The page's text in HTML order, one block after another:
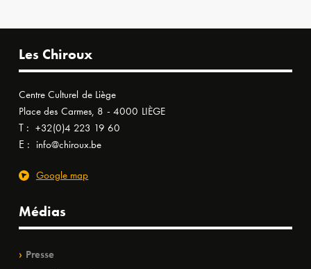
Les Chiroux
Centre Culturel de Liège
Place des Carmes, 8 - 4000 LIÈGE
T : +32(0)4 223 19 60
E : info@chiroux.be
Google map
Médias
Presse